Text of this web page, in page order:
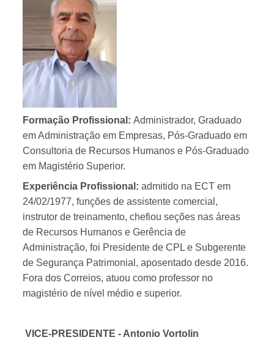
Formação Profissional:Administrador, Graduado
em Administração em Empresas, Pós-Graduado em
Consultoria de Recursos Humanos e Pós-Graduado
em Magistério Superior.
Experiência Profissional:admitido na ECT em
24/02/1977, funções de assistente comercial,
instrutor de treinamento, chefiou seções nas áreas
de Recursos Humanos e Gerência de
Administração, foi Presidente de CPL e Subgerente
de Segurança Patrimonial, aposentado desde 2016.
Fora dos Correios, atuou como professor no
magistério de nível médio e superior.
VICE-PRESIDENTE - Antonio Vortolin